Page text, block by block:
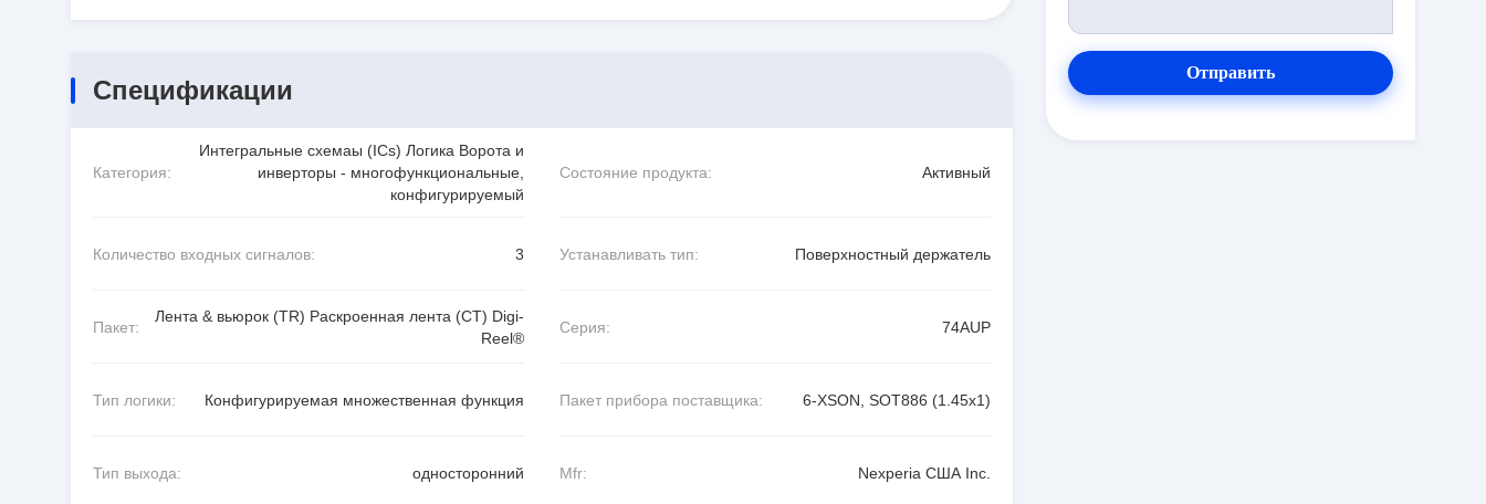
Спецификации
Категория:
Интегральные схемаы (ICs) Логика Ворота и
инверторы - многофункциональные,
конфигурируемый
Состояние продукта: Активный
Количество входных сигналов: 3 Устанавливать тип: Поверхностный держатель
Пакет:
Лента & вьюрок (TR) Раскроенная лента (CT) Digi-
Reel®
Серия: 74AUP
Тип логики: Конфигурируемая множественная функция Пакет прибора поставщика: 6-XSON, SOT886 (1.45x1)
Тип выхода: односторонний Mfr: Nexperia США Inc.
Отправить